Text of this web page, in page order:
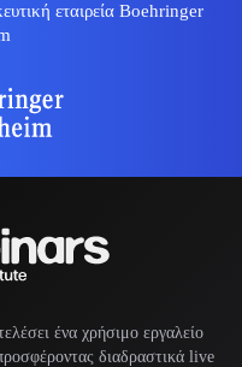
εταιρεία Boehringer
ένα χρήσιμο εργαλείο
διαδραστικά live